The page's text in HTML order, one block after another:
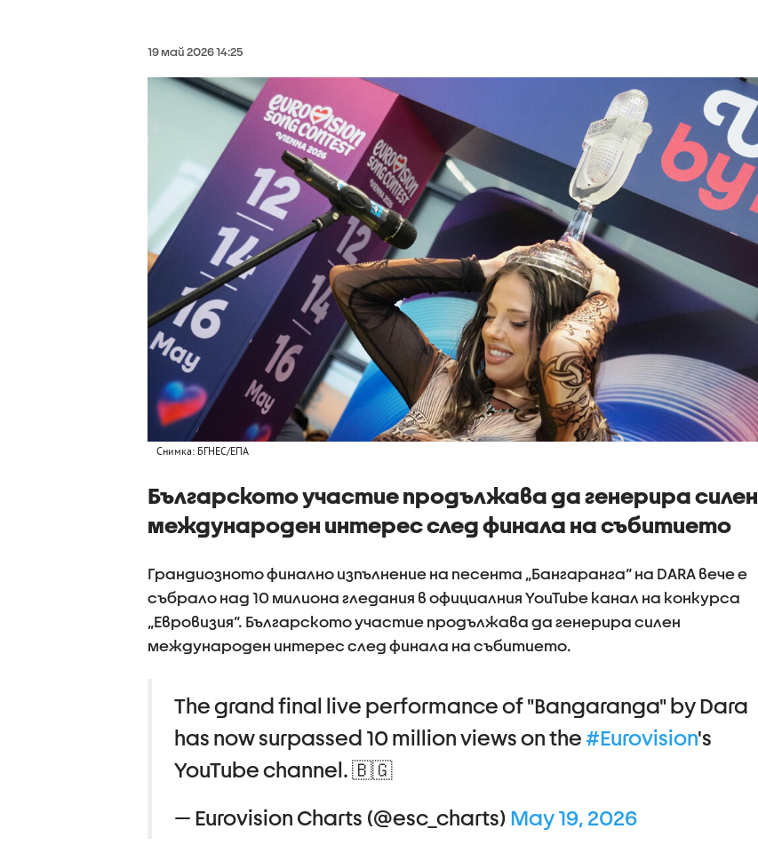
19 май 2026 14:25
Снимка: БГНЕС/ЕПА
Българското участие продължава да генерира силен
международен интерес след финала на събитието
Грандиозното финално изпълнение на песента „Бангаранга“ на DARA вече е
събрало над 10 милиона гледания в официалния YouTube канал на конкурса
„Евровизия“. Българското участие продължава да генерира силен
международен интерес след финала на събитието.
The grand final live performance of "Bangaranga" by Dara
has now surpassed 10 million views on the#Eurovision's
YouTube channel. 🇧🇬
— Eurovision Charts (@esc_charts) May 19, 2026